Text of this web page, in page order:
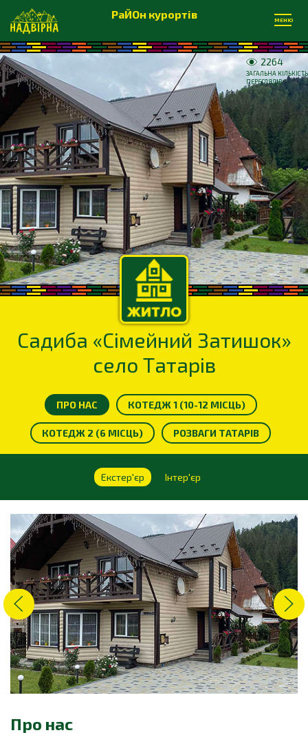
РаЙОн курортів МЕНЮ
Садиба «Сімейний Затишок»
село Татарів
2264
ЗАГАЛЬНА КІЛЬКІСТЬ
ПЕРЕГЛЯДІВ
ПРО НАС КОТЕДЖ 1 (10-12 МІСЦЬ)
КОТЕДЖ 2 (6 МІСЦЬ) РОЗВАГИ ТАТАРІВ
Екстер'єр Інтер'єр
Про нас